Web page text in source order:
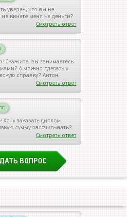
уверен, что вы не
кинете меня на деньги?
Смотреть ответ
Скажите, вы занимаетесь
А можно сделать у
справку? Антон
Смотреть ответ
Хочу заказать диплом.
сумму рассчитывать?
Смотреть ответ
ВОПРОС